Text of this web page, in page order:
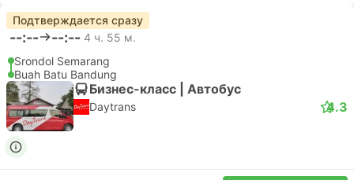
Подтверждается сразу
--:-- --:-- 4 ч. 55 м.
Srondol Semarang
Buah Batu Bandung
Бизнес-класс | Автобус
Daytrans 4.3